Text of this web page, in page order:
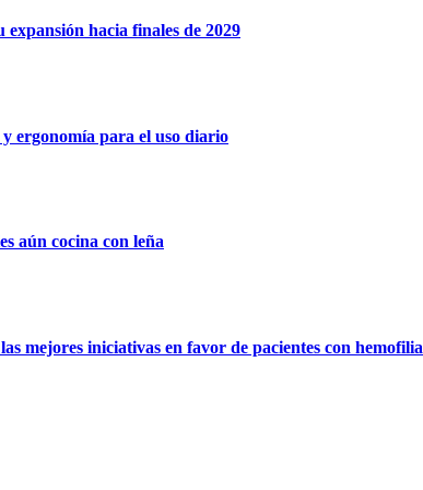
hacia finales de 2029
ergonomía para el uso diario
aún cocina con leña
mejores iniciativas en favor de pacientes con hemofilia